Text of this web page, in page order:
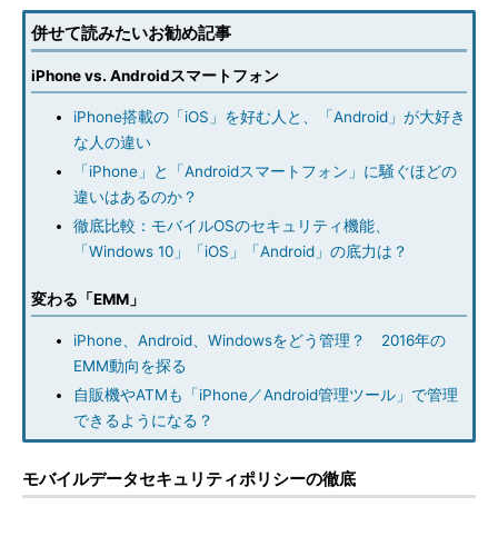
併せて読みたいお勧め記事
iPhone vs. Androidスマートフォン
iPhone搭載の「iOS」を好む人と、「Android」が大好き
な人の違い
「iPhone」と「Androidスマートフォン」に騒ぐほどの
違いはあるのか？
徹底比較：モバイルOSのセキュリティ機能、
「Windows 10」「iOS」「Android」の底力は？
変わる「EMM」
iPhone、Android、Windowsをどう管理？ 2016年の
EMM動向を探る
自販機やATMも「iPhone／Android管理ツール」で管理
できるようになる？
モバイルデータセキュリティポリシーの徹底